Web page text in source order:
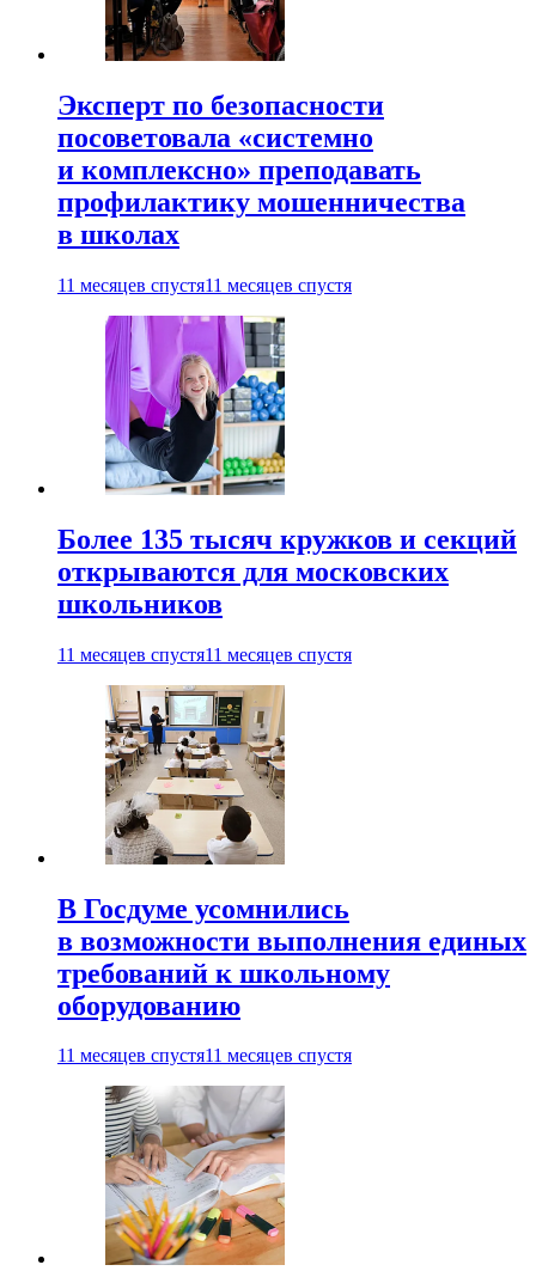
Эксперт по безопасности
посоветовала «системно
и комплексно» преподавать
профилактику мошенничества
в школах
11 месяцев спустя11 месяцев спустя
Более 135 тысяч кружков и секций
открываются для московских
школьников
11 месяцев спустя11 месяцев спустя
В Госдуме усомнились
в возможности выполнения единых
требований к школьному
оборудованию
11 месяцев спустя11 месяцев спустя